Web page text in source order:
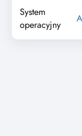
System
operacyjny